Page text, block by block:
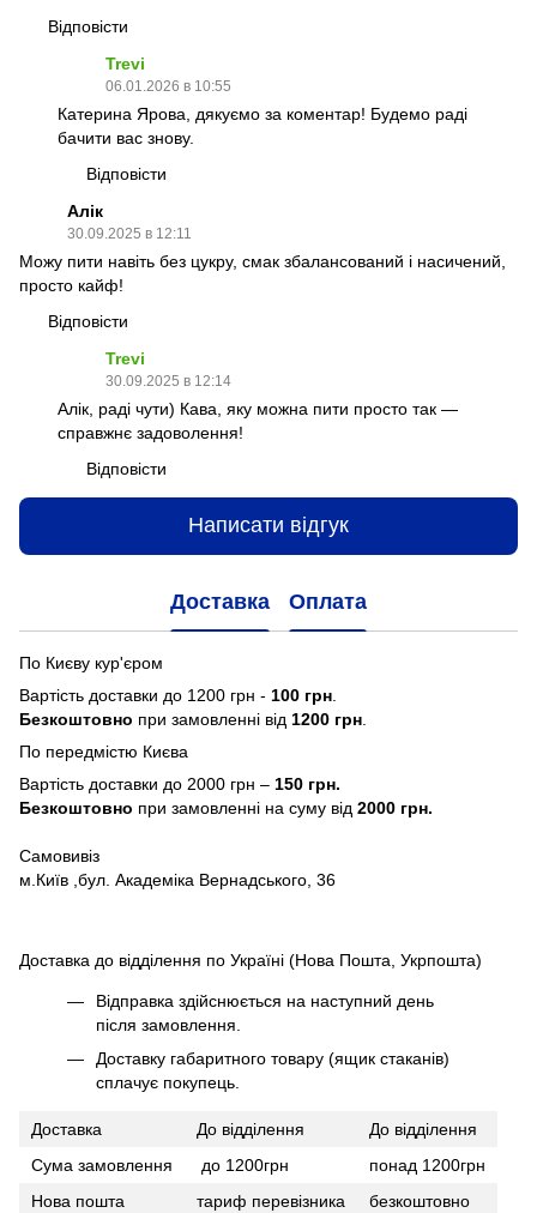
Відповісти
Trevi
06.01.2026 в 10:55
Катерина Ярова, дякуємо за коментар! Будемо раді
бачити вас знову.
Відповісти
Алік
30.09.2025 в 12:11
Можу пити навіть без цукру, смак збалансований і насичений,
просто кайф!
Відповісти
Trevi
30.09.2025 в 12:14
Алік, раді чути) Кава, яку можна пити просто так —
справжнє задоволення!
Відповісти
Написати відгук
Доставка Оплата
По Києву кур'єром
Вартість доставки до 1200 грн - 100 грн
Безкоштовно при замовленні від 1200 грн
По передмістю Києва
Вартість доставки до 2000 грн – 150 грн.
Безкоштовно при замовленні на суму від 2000 грн.
Самовивіз
м.Київ ,бул. Академіка Вернадського, 36
Доставка до відділення по Україні (Нова Пошта, Укрпошта)
Відправка здійснюється на наступний день
після замовлення.
Доставку габаритного товару (ящик стаканів)
сплачує покупець.
Доставка До відділення
До відділення
Сума замовлення
до 1200грн
понад 1200грн
Нова пошта
тариф перевізника
безкоштовно